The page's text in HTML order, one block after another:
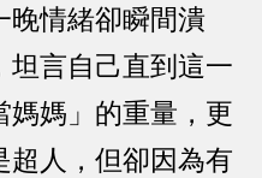
晚情緒卻瞬間潰
坦言自己直到這一
媽媽」的重量，更
超人，但卻因為有